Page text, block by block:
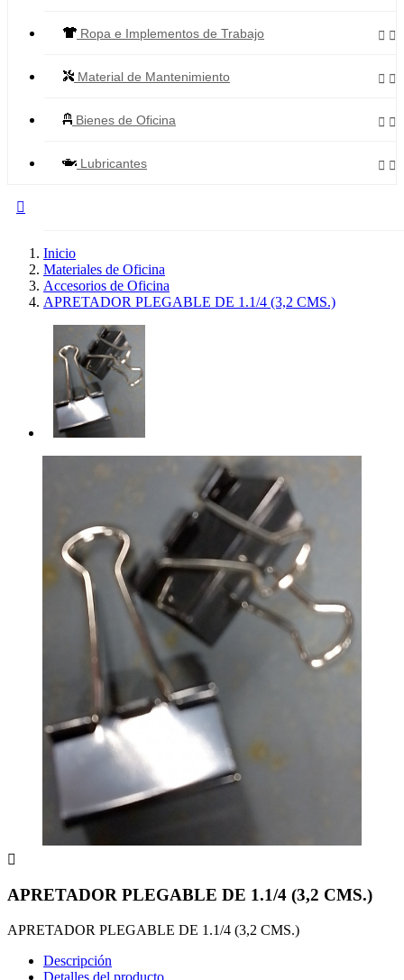
Ropa e Implementos de Trabajo  
Material de Mantenimiento  
Bienes de Oficina  
Lubricantes  

Inicio
Materiales de Oficina
Accesorios de Oficina
APRETADOR PLEGABLE DE 1.1/4 (3,2 CMS.)

APRETADOR PLEGABLE DE 1.1/4 (3,2 CMS.)
APRETADOR PLEGABLE DE 1.1/4 (3,2 CMS.)
Descripción
Detalles del producto